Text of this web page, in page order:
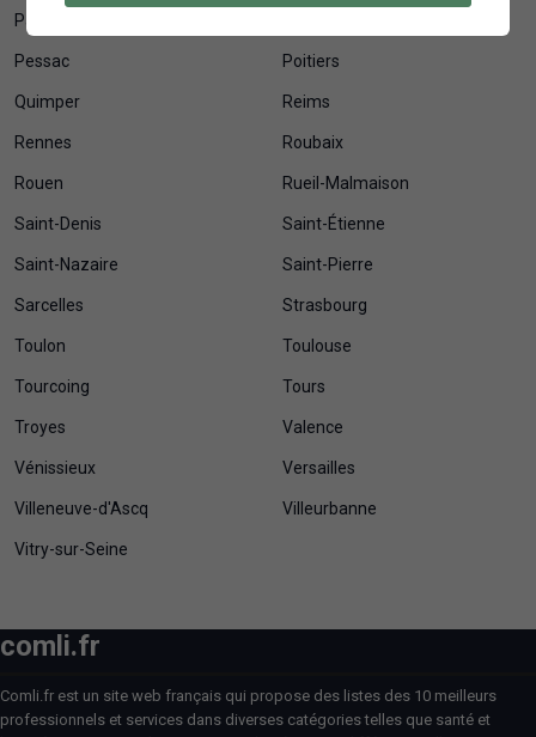
Pau
Pessac Poitiers
Quimper Reims
Rennes Roubaix
Rouen Rueil-Malmaison
Saint-Denis Saint-Étienne
Saint-Nazaire Saint-Pierre
Sarcelles Strasbourg
Toulon Toulouse
Tourcoing Tours
Troyes Valence
Vénissieux Versailles
Villeneuve-d'Ascq Villeurbanne
Vitry-sur-Seine
comli.fr
Comli.fr est un site web français qui propose des listes des 10 meilleurs
professionnels et services dans diverses catégories telles que santé et